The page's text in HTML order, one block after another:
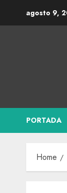
agosto 9,
PORTADA
Home